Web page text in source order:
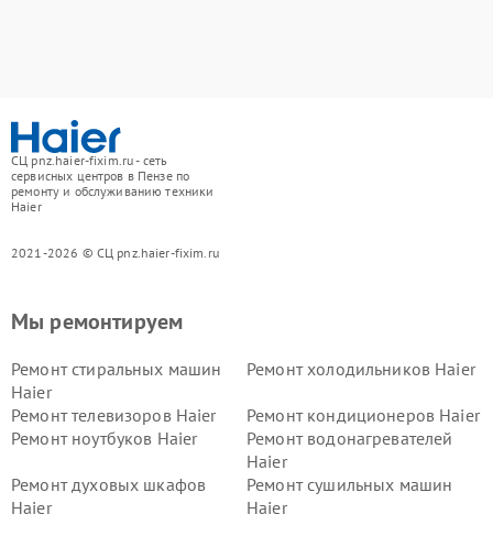
СЦ pnz.haier-fixim.ru - сеть
сервисных центров в Пензе по
ремонту и обслуживанию техники
Haier
2021-2026 © СЦ pnz.haier-fixim.ru
Мы ремонтируем
Ремонт стиральных машин
Haier
Ремонт холодильников Haier
Ремонт телевизоров Haier
Ремонт кондиционеров Haier
Ремонт ноутбуков Haier
Ремонт водонагревателей
Haier
Ремонт духовых шкафов
Haier
Ремонт сушильных машин
Haier